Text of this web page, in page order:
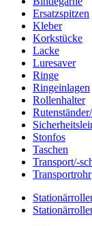
Ersatzspitzen
Kleber
Korkstücke
Lacke
Luresaver
Ringe
Ringeinlagen
Rollenhalter
Stonfos
Taschen
Transport/-
Transportrohr